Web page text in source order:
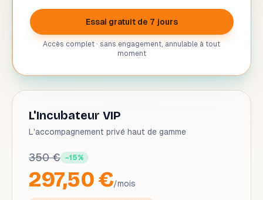
Essai gratuit de 7 jours
Accès complet · sans engagement, annulable à tout
moment
L'Incubateur VIP
L'accompagnement privé haut de gamme
350 € −15%
297,50 €/mois